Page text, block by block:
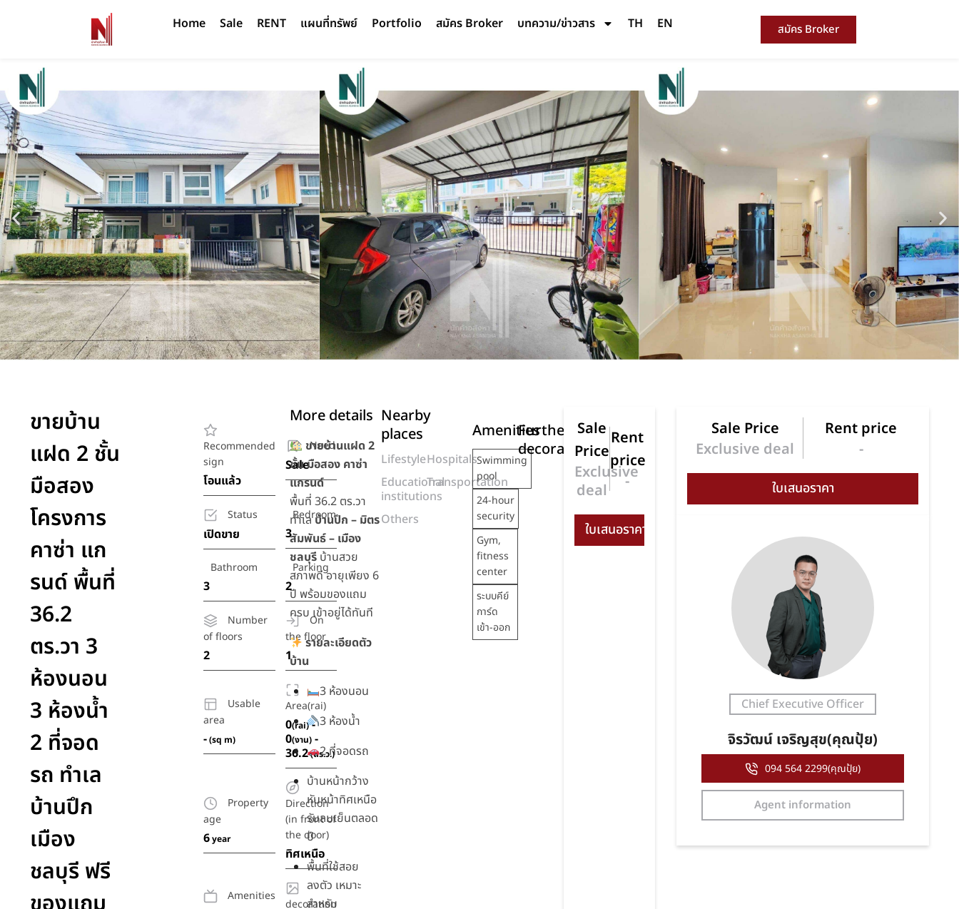
Home Sale RENT แผนที่ทรัพย์ Portfolio สมัคร Broker บทความ/ข่าวสาร TH EN สมัคร Broker
ขายบ้าน
แฝด 2 ชั้น
มือสอง
โครงการ
คาซ่า แก
รนด์ พื้นที่
36.2
ตร.วา 3
ห้องนอน
3 ห้องน้ำ
2 ที่จอด
รถ ทำเล
บ้านปึก
เมือง
ชลบุรี ฟรี
Recommended
sign
โอนแล้ว
Need
Sale
Status
เปิดขาย
Bedroom
3
Bathroom
3
Parking
2
Number
of floors
2
On
the floor
1
Usable
area
-(sq m)
Area(rai)
0(rai)-
0(งาน) -
36.2(ตร.ว.)
Property
age
6year
Direction
(in front of
the door)
ทิศเหนือ
Amenities
decoration
More details
ขายบ้านแฝด 2
ชั้น มือสอง คาซ่า
แกรนด์
พื้นที่ 36.2 ตร.วา
ทำเลบ้านปึก – มิตร
สัมพันธ์ – เมือง
ชลบุรี บ้านสวย
สภาพดี อายุเพียง 6
ปี พร้อมของแถม
ครบ เข้าอยู่ได้ทันที
รายละเอียดตัว
บ้าน
3 ห้องนอน
3 ห้องน้ำ
2 ที่จอดรถ
บ้านหน้ากว้าง
หันหน้าทิศเหนือ
รับลมเย็นตลอด
ปี
พื้นที่ใช้สอย
ลงตัว เหมาะ
สำหรับ
Nearby
places
LifestyleHospitals
Educational
institutions
Transportation
Others
Amenities
Swimming
pool
24-hour
security
Gym,
fitness
center
ระบบคีย์
การ์ด
เข้า-ออก
Further
decoration
Sale
Price
Exclusive
deal
Rent
price
-
Sale Price
Exclusive deal
Rent price
-
Chief Executive Officer
จิรวัฒน์ เจริญสุข(คุณปุ้ย)
094 564 2299(คุณปุ้ย)
Agent information